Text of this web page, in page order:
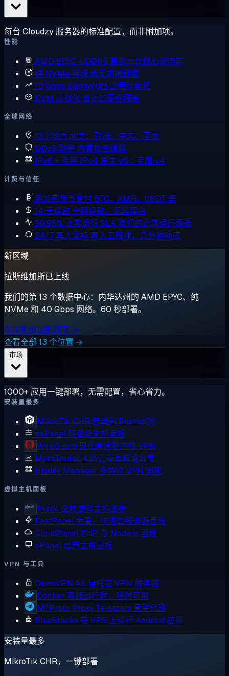
每台 Cloudzy 服务器的标准配置，而非附加项。
性能
AMD EPYC + DDR5 最新一代核心与内存
纯 NVMe 存储绝无机械硬盘
10 Gbps Bandwidth 高吞吐套餐
KVM 虚拟化 真正的硬件隔离
全球网络
13个地点 北美、欧洲、中东、亚太
DDoS 防护 内置攻击缓解
IPv6 + 专用 IPv4 原生 v6，专属 v4
计费与信任
用加密货币支付 BTC、XMR、USDT 等
14 天退款全额退款，无需理由
99.95% 正常运行 SLA我们的正常运行承诺
24/7 真人支持 真人工程师，几分钟响应
新区域
拉斯维加斯已上线
我们的第 13 个数据中心：内华达州的 AMD EPYC、纯
NVMe 和 40 Gbps 网络。60 秒部署。
在拉斯维加斯部署 →
查看全部 13 个位置 →
1000+ 应用一键部署，无需配置，省心省力。
安装量最多
MikroTik CHR 云端的 RouterOS
aaPanel轻量级主机面板
WireGuard 现代高性能内核 VPN
MetaTrader 4 外汇交易标准方案
Hiddify Manager 多协议 VPN 面板
虚拟主机面板
Plesk 全栈虚拟主机面板
FastPanel 免费、快速的服务器面板
CloudPanel PHP 与 Node.js 面板
cPanel经典主机面板
VPN 与工具
OpenVPN AS 自托管 VPN 服务器
Docker 容器运行时，随时可用
MTProto Proxy Telegram 原生代理
BlueStacks 在 VPS 上运行 Android 应用
安装量最多
MikroTik CHR，一键部署